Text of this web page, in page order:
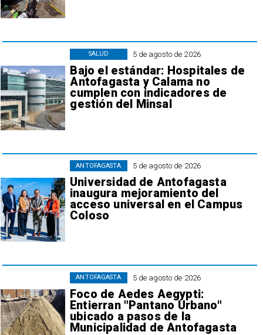
5 de agosto de 2026
Bajo el estándar: Hospitales de
Antofagasta y Calama no
cumplen con indicadores de
gestión del Minsal
SALUD
5 de agosto de 2026
Universidad de Antofagasta
inaugura mejoramiento del
acceso universal en el Campus
Coloso
ANTOFAGASTA
5 de agosto de 2026
Foco de Aedes Aegypti:
Entierran "Pantano Urbano"
ubicado a pasos de la
Municipalidad de Antofagasta
ANTOFAGASTA